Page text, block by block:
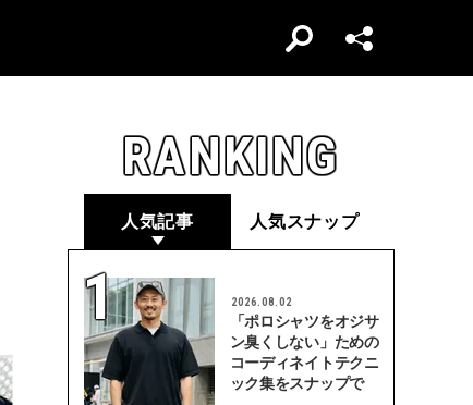
RANKING
人気記事 人気スナップ
2026.08.02
「ポロシャツをオジサ
ン臭くしない」ための
コーディネイトテクニ
ック集をスナップで